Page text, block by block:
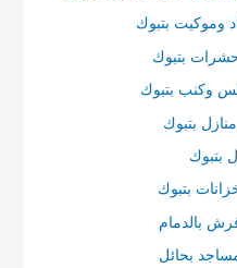
وموكيت بتبوك
بتبوك
وكنب بتبوك
بتبوك
بتبوك
بتبوك
بالدمام
بحائل